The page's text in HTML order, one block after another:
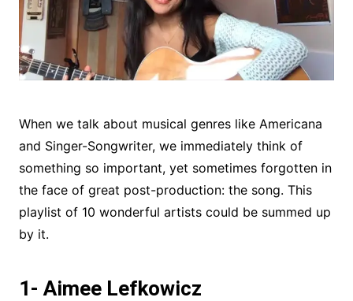
When we talk about musical genres like Americana
and Singer-Songwriter, we immediately think of
something so important, yet sometimes forgotten in
the face of great post-production: the song. This
playlist of 10 wonderful artists could be summed up
by it.
1- Aimee Lefkowicz